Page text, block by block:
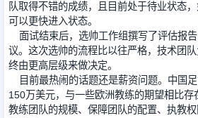
队取得不错的成绩，且目前处于待业状态
可以更快进入状态。
面试结束后，选帅工作组撰写了评估报
议。这次选帅的流程比以往严格，技术团
终由更高层级来做决定。
目前最热闹的话题还是薪资问题。中国
150万美元，与一些欧洲教练的期望相比存
教练团队的规模、保障团队的配置、执教